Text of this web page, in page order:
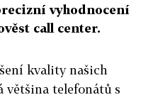
vyhodnocení
call center.
kvality našich
většina telefonátů s